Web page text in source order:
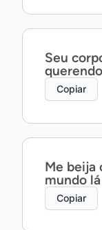
Seu
Copiar
Me beija
mundo
Copiar